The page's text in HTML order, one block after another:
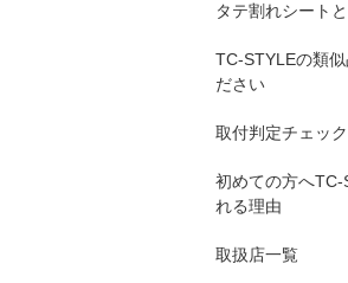
タテ割れシート
TC-STYLEの類
ださい
取付判定チェック
初めての方へ
れる理由
取扱店一覧